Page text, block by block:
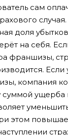
сам
доля
на себя.
франшизы,
компания
суммой ущерба
этом